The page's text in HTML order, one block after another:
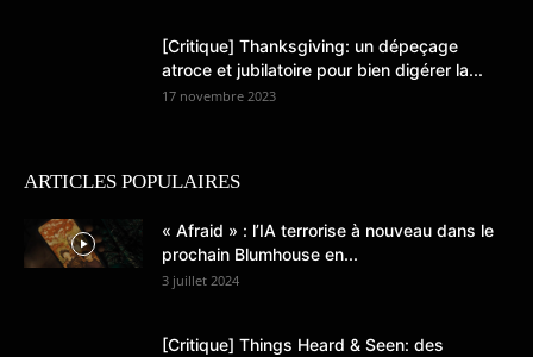
[Critique] Thanksgiving: un dépeçage
atroce et jubilatoire pour bien digérer la...
17 novembre 2023
ARTICLES POPULAIRES
« Afraid » : l’IA terrorise à nouveau dans le
prochain Blumhouse en...
3 juillet 2024
[Critique] Things Heard & Seen: des